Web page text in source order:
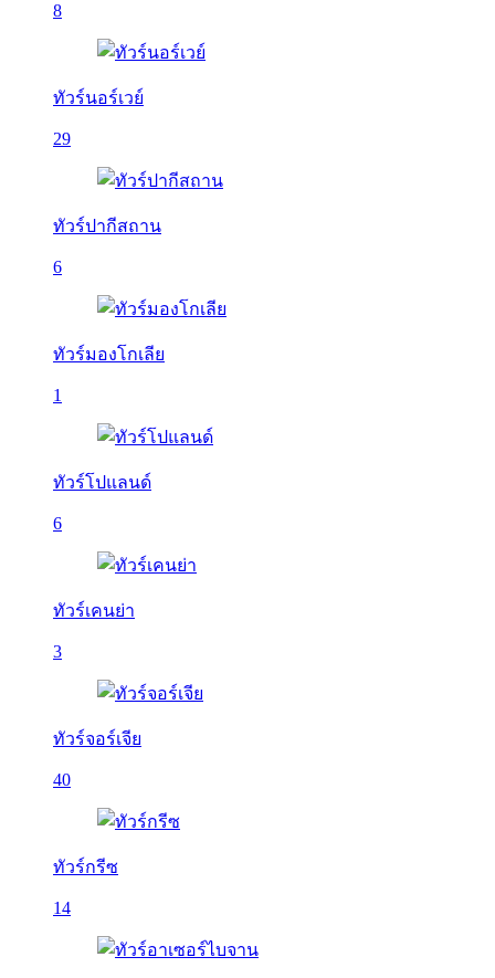
8
ทัวร์นอร์เวย์
29
ทัวร์ปากีสถาน
6
ทัวร์มองโกเลีย
1
ทัวร์โปแลนด์
6
ทัวร์เคนย่า
3
ทัวร์จอร์เจีย
40
ทัวร์กรีซ
14